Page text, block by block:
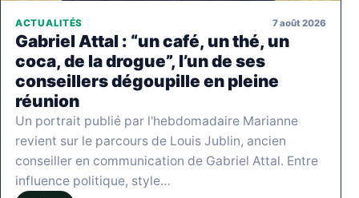
ACTUALITÉS 7 août 2026
Gabriel Attal : “un café, un thé, un
coca, de la drogue”, l’un de ses
conseillers dégoupille en pleine
réunion
Un portrait publié par l'hebdomadaire Marianne
revient sur le parcours de Louis Jublin, ancien
conseiller en communication de Gabriel Attal. Entre
influence politique, style…